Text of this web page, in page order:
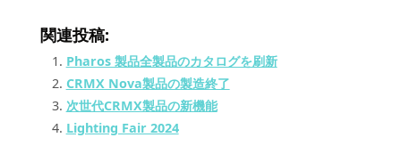
関連投稿:
Pharos 製品全製品のカタログを刷新
CRMX Nova製品の製造終了
次世代CRMX製品の新機能
Lighting Fair 2024